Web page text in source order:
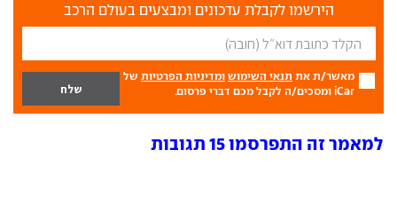
הירשמו לקבלת עדכונים ומבצעים בעולם הרכב
מאשר/ת את תנאי השימוש ומדיניות הפרטיות של
iCar ומסכים/ה לקבל מכם דברי פרסום.
למאמר זה התפרסמו 15 תגובות